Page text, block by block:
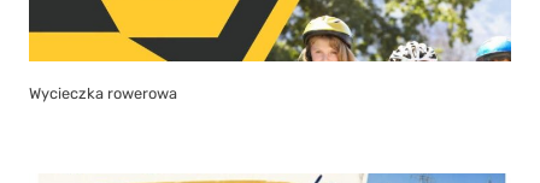
Wycieczka rowerowa